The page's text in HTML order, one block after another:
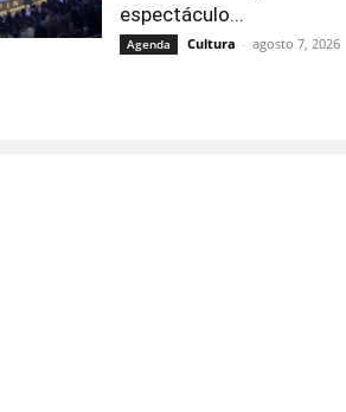
espectáculo...
Agenda Cultura - agosto 7, 2026